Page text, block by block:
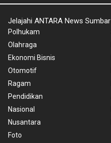
Jelajahi ANTARA News Sumbar
Polhukam
Olahraga
Ekonomi Bisnis
Otomotif
Ragam
Pendidikan
Nasional
Nusantara
Foto